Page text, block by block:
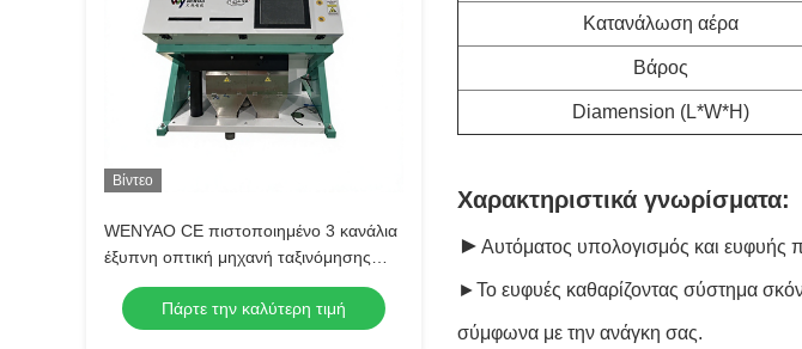
Βίντεο
WENYAO CE πιστοποιημένο 3 κανάλια
έξυπνη οπτική μηχανή ταξινόμησης
χρωμάτων υψηλή ακρίβεια για κάθε
είδους ταξινόμηση ξηρών καρπών
Πάρτε την καλύτερη τιμή
Κατανάλωση αέρα
Βάρος
Diamension (L*W*H)
Χαρακτηριστικά γνωρίσματα:
► Αυτόματος υπολογισμός και ευφυής
►Το ευφυές καθαρίζοντας σύστημα
σύμφωνα με την ανάγκη σας.